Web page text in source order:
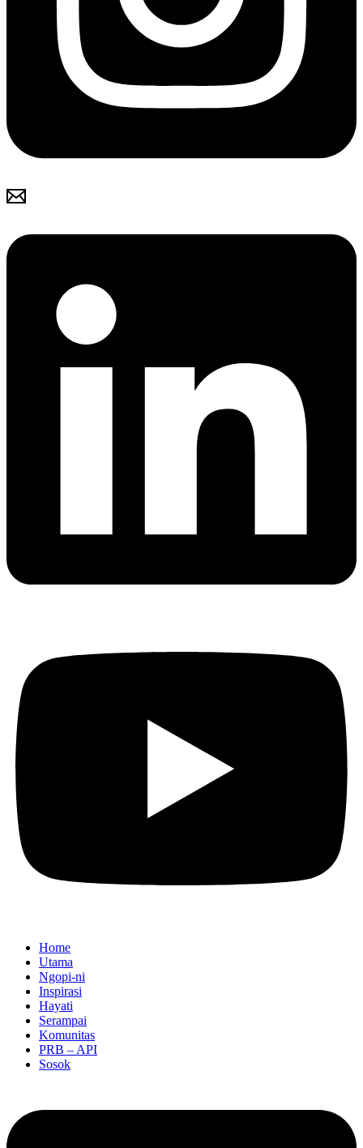
Home
Utama
Ngopi-ni
Inspirasi
Hayati
Serampai
Komunitas
PRB – API
Sosok